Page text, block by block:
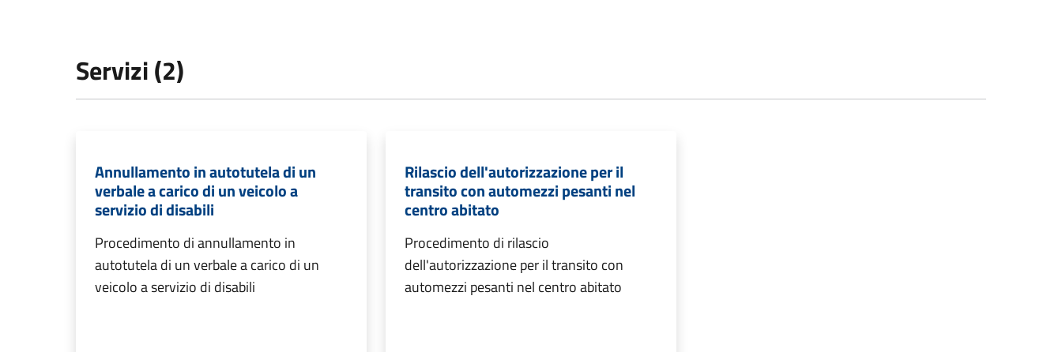
Servizi (2)
Annullamento in autotutela di un
verbale a carico di un veicolo a
servizio di disabili
Procedimento di annullamento in
autotutela di un verbale a carico di un
veicolo a servizio di disabili
Rilascio dell'autorizzazione per il
transito con automezzi pesanti nel
centro abitato
Procedimento di rilascio
dell'autorizzazione per il transito con
automezzi pesanti nel centro abitato